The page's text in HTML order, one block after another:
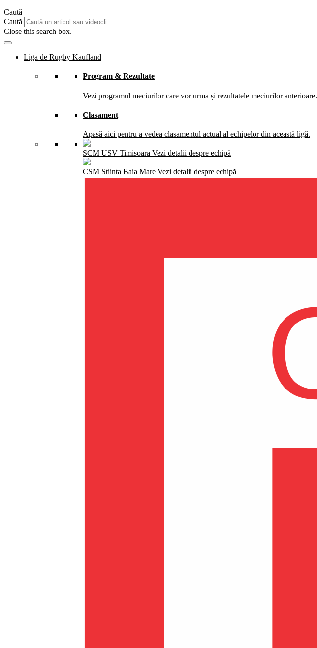
Caută
Caută
Close this search box.
Liga de Rugby Kaufland
Program & Rezultate
Vezi programul meciurilor care vor urma și rezultatele meciurilor anterioare.
Clasament
Apasă aici pentru a vedea clasamentul actual al echipelor din această ligă.
SCM USV Timisoara Vezi detalii despre echipă
CSM Stiinta Baia Mare Vezi detalii despre echipă